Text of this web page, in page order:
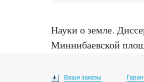
Науки о земле.
Миннибаевской
Ваши заказы